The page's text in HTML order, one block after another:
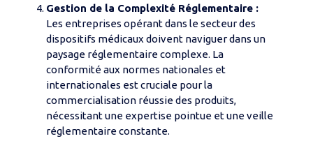
Gestion de la Complexité Réglementaire :
Les entreprises opérant dans le secteur des
dispositifs médicaux doivent naviguer dans un
paysage réglementaire complexe. La
conformité aux normes nationales et
internationales est cruciale pour la
commercialisation réussie des produits,
nécessitant une expertise pointue et une veille
réglementaire constante.